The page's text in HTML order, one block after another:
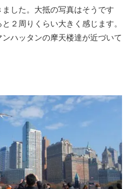
した。大抵の写真はそうです
２周りくらい大きく感じます。
ハッタンの摩天楼達が近づいて